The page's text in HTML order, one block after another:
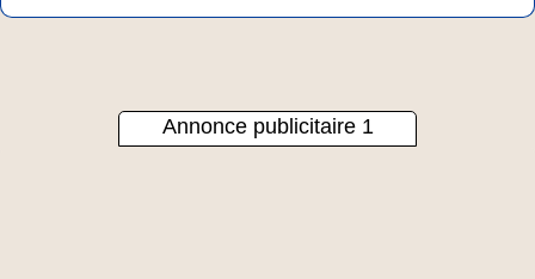
Annonce publicitaire 1